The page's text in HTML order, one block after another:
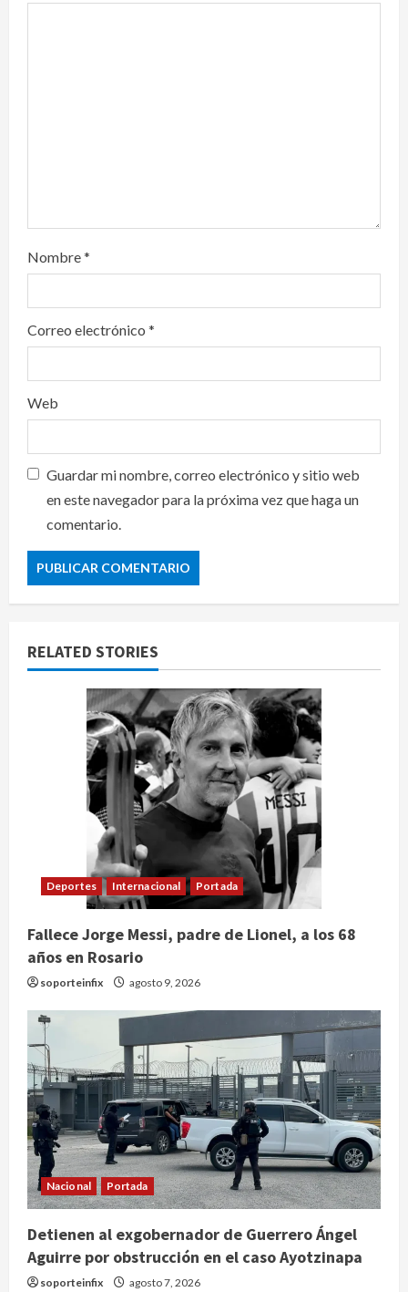
Nombre*
Correo electrónico *
Web
Guardar mi nombre, correo electrónico y sitio web
en este navegador para la próxima vez que haga un
comentario.
RELATED STORIES
Deportes Internacional Portada
Fallece Jorge Messi, padre de Lionel, a los 68
años en Rosario
soporteinfix agosto 9, 2026
Nacional Portada
Detienen al exgobernador de Guerrero Ángel
Aguirre por obstrucción en el caso Ayotzinapa
soporteinfix agosto 7, 2026
UNAM: entre el fraude, la IA y la